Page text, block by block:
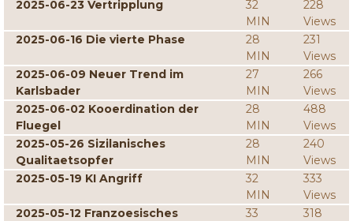
2025-06-23 Vertripplung
32
MIN
228
Views
2025-06-16 Die vierte Phase
28
MIN
231
Views
2025-06-09 Neuer Trend im
Karlsbader
27
MIN
266
Views
2025-06-02 Kooerdination der
Fluegel
28
MIN
488
Views
2025-05-26 Sizilanisches
Qualitaetsopfer
28
MIN
240
Views
2025-05-19 KI Angriff
32
MIN
333
Views
2025-05-12 Franzoesisches
33
318